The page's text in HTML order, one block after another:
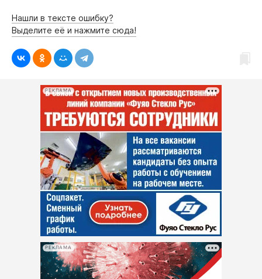
Нашли в тексте ошибку?
Выделите её и нажмите сюда!
РЕКЛАМА
РЕКЛАМА